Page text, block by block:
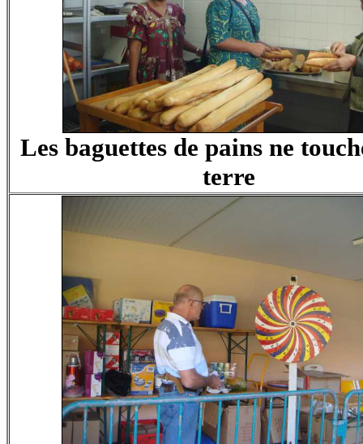
Les baguettes de pains ne
terre